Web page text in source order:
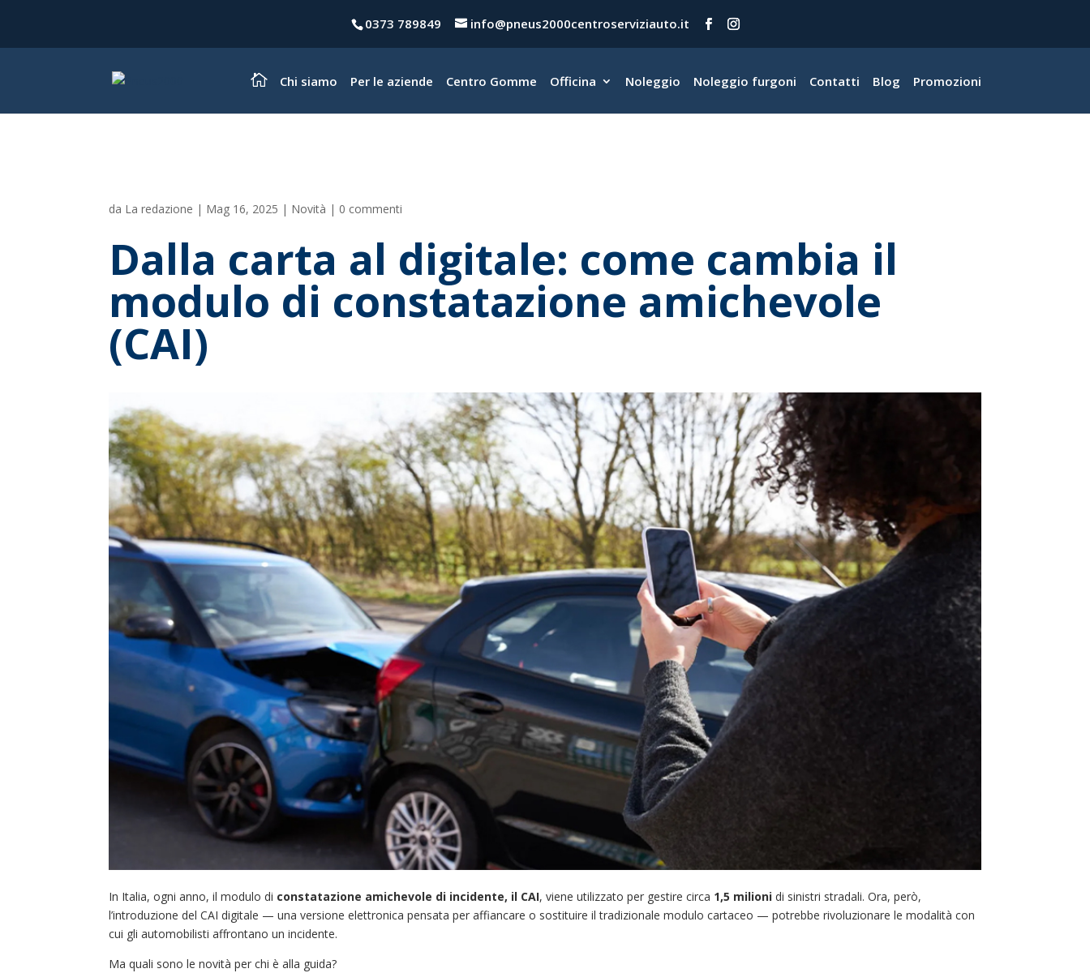
0373 789849 info@pneus2000centroserviziauto.it
Chi siamo Per le aziende Centro Gomme Officina Noleggio Noleggio furgoni Contatti Blog Promozioni
da La redazione | Mag 16, 2025 | Novità | 0 commenti
Dalla carta al digitale: come cambia il
modulo di constatazione amichevole
(CAI)
In Italia, ogni anno, il modulo di constatazione amichevole di incidente, il CAI, viene utilizzato per gestire circa 1,5 milioni di sinistri stradali. Ora, però,
l’introduzione del CAI digitale — una versione elettronica pensata per affiancare o sostituire il tradizionale modulo cartaceo — potrebbe rivoluzionare le modalità con
cui gli automobilisti affrontano un incidente.
Ma quali sono le novità per chi è alla guida?